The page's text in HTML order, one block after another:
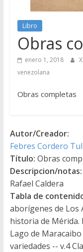
Libro
Obras
enero 1, 2018
venezolana
Obras completas
Autor/Creador:
Febres Cordero
Título: Obras
Descripcion/notas:
Rafael Caldera
Tabla de
aborígenes de Los
historia de Mérida.
Lago de
variedades -- v.4